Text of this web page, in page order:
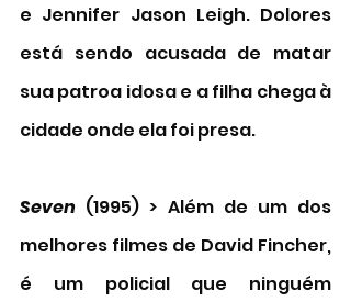
e Jennifer Jason Leigh. Dolores
está sendo acusada de matar
sua patroa idosa e a filha chega à
cidade onde ela foi presa.
Seven (1995) > Além de um dos
melhores filmes de David Fincher,
é um policial que ninguém